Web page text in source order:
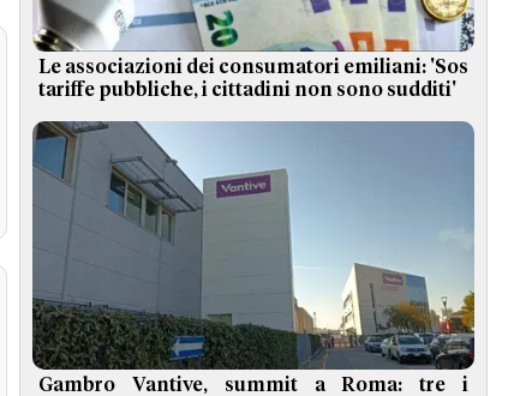
Le associazioni dei consumatori emiliani: 'Sos
tariffe pubbliche, i cittadini non sono sudditi'
Gambro Vantive, summit a Roma: tre i